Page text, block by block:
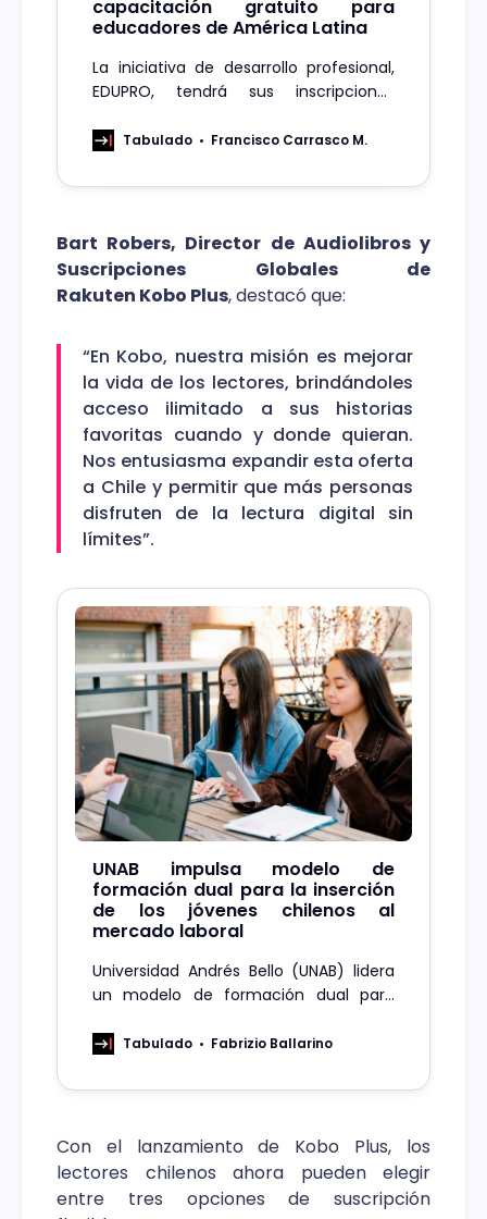
capacitación gratuito para
educadores de América Latina
La iniciativa de desarrollo profesional,
EDUPRO, tendrá sus inscripciones
talleres interactivos en línea diseñados
entorno digital actual.
Tabulado Francisco Carrasco M.
Bart Robers, Director de Audiolibros y
Suscripciones Globales de
Rakuten Kobo Plus, destacó que:
“En Kobo, nuestra misión es mejorar
la vida de los lectores, brindándoles
acceso ilimitado a sus historias
favoritas cuando y donde quieran.
Nos entusiasma expandir esta oferta
a Chile y permitir que más personas
disfruten de la lectura digital sin
límites”.
UNAB impulsa modelo de
formación dual para la inserción
de los jóvenes chilenos al
mercado laboral
Universidad Andrés Bello (UNAB) lidera
un modelo de formación dual para
la academia y lo demandado por la
Tabulado Fabrizio Ballarino
Con el lanzamiento de Kobo Plus, los
lectores chilenos ahora pueden elegir
entre tres opciones de suscripción